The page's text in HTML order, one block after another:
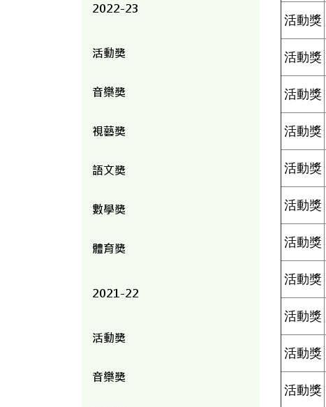
2022-23
活動獎
音樂獎
視藝獎
語文獎
數學獎
體育獎
2021-22
活動獎
音樂獎
活動獎
活動獎
活動獎
活動獎
活動獎
活動獎
活動獎
活動獎
活動獎
活動獎
活動獎